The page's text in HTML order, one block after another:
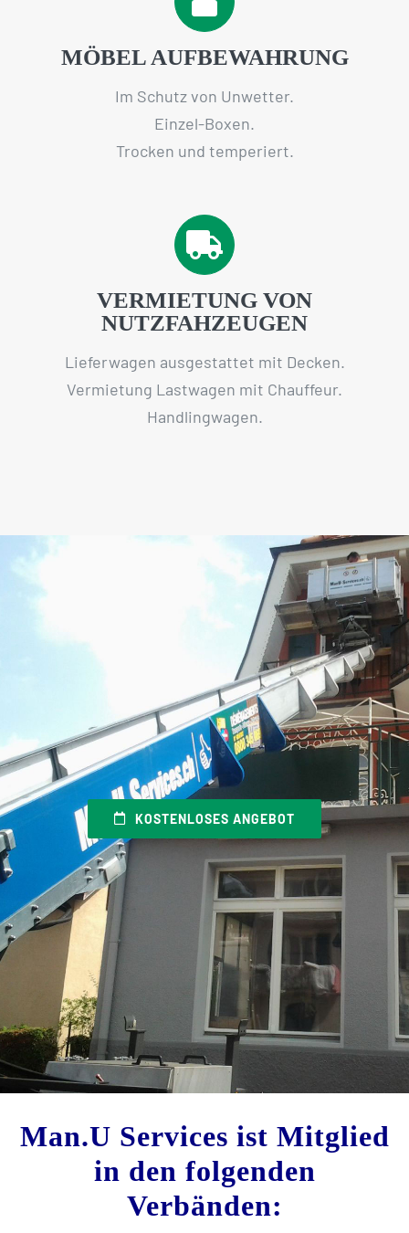
MÖBEL AUFBEWAHRUNG
Im Schutz von Unwetter.
Einzel-Boxen.
Trocken und temperiert.
VERMIETUNG VON
NUTZFAHZEUGEN
Lieferwagen ausgestattet mit Decken.
Vermietung Lastwagen mit Chauffeur.
Handlingwagen.
KOSTENLOSES ANGEBOT
Man.U Services ist Mitglied
in den folgenden
Verbänden: